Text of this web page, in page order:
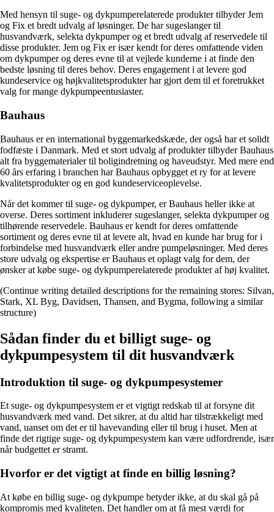
Med hensyn til suge- og dykpumperelaterede produkter tilbyder Jem
og Fix et bredt udvalg af løsninger. De har sugeslanger til
husvandværk, selekta dykpumper og et bredt udvalg af reservedele til
disse produkter. Jem og Fix er især kendt for deres omfattende viden
om dykpumper og deres evne til at vejlede kunderne i at finde den
bedste løsning til deres behov. Deres engagement i at levere god
kundeservice og højkvalitetsprodukter har gjort dem til et foretrukket
valg for mange dykpumpeentusiaster.
Bauhaus
Bauhaus er en international byggemarkedskæde, der også har et solidt
fodfæste i Danmark. Med et stort udvalg af produkter tilbyder Bauhaus
alt fra byggematerialer til boligindretning og haveudstyr. Med mere end
60 års erfaring i branchen har Bauhaus opbygget et ry for at levere
kvalitetsprodukter og en god kundeserviceoplevelse.
Når det kommer til suge- og dykpumper, er Bauhaus heller ikke at
overse. Deres sortiment inkluderer sugeslanger, selekta dykpumper og
tilhørende reservedele. Bauhaus er kendt for deres omfattende
sortiment og deres evne til at levere alt, hvad en kunde har brug for i
forbindelse med husvandværk eller andre pumpeløsninger. Med deres
store udvalg og ekspertise er Bauhaus et oplagt valg for dem, der
ønsker at købe suge- og dykpumperelaterede produkter af høj kvalitet.
(Continue writing detailed descriptions for the remaining stores: Silvan,
Stark, XL Byg, Davidsen, Thansen, and Bygma, following a similar
structure)
Sådan finder du et billigt suge- og
dykpumpesystem til dit husvandværk
Introduktion til suge- og dykpumpesystemer
Et suge- og dykpumpesystem er et vigtigt redskab til at forsyne dit
husvandværk med vand. Det sikrer, at du altid har tilstrækkeligt med
vand, uanset om det er til havevanding eller til brug i huset. Men at
finde det rigtige suge- og dykpumpesystem kan være udfordrende, især
når budgettet er stramt.
Hvorfor er det vigtigt at finde en billig løsning?
At købe en billig suge- og dykpumpe betyder ikke, at du skal gå på
kompromis med kvaliteten. Det handler om at få mest værdi for